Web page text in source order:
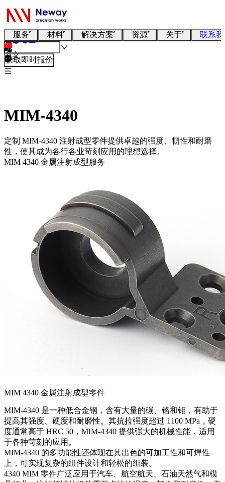
服务 材料 解决方案 资源 关于 联系
中文
获取即时报价
MIM-4340
定制 MIM-4340 注射成型零件提供卓越的强度、韧性和耐磨
性，使其成为各行各业苛刻应用的理想选择。
MIM 4340 金属注射成型服务
MIM 4340 金属注射成型零件
MIM-4340 是一种低合金钢，含有大量的碳、铬和钼，有助于
提高其强度、硬度和耐磨性。其抗拉强度超过 1100 MPa，硬
度通常高于 HRC 50，MIM-4340 提供强大的机械性能，适用
于各种苛刻的应用。
MIM-4340 的多功能性还体现在其出色的可加工性和可焊性
上，可实现复杂的组件设计和轻松的组装。
4340 MIM 零件广泛应用于汽车、航空航天、石油天然气和模